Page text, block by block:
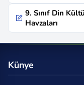
9. Sınıf Din
Havzaları
Künye